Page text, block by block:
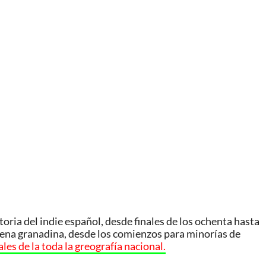
del indie español, desde finales de los ochenta hasta
granadina, desde los comienzos para minorías de
de la toda la greografía nacional.